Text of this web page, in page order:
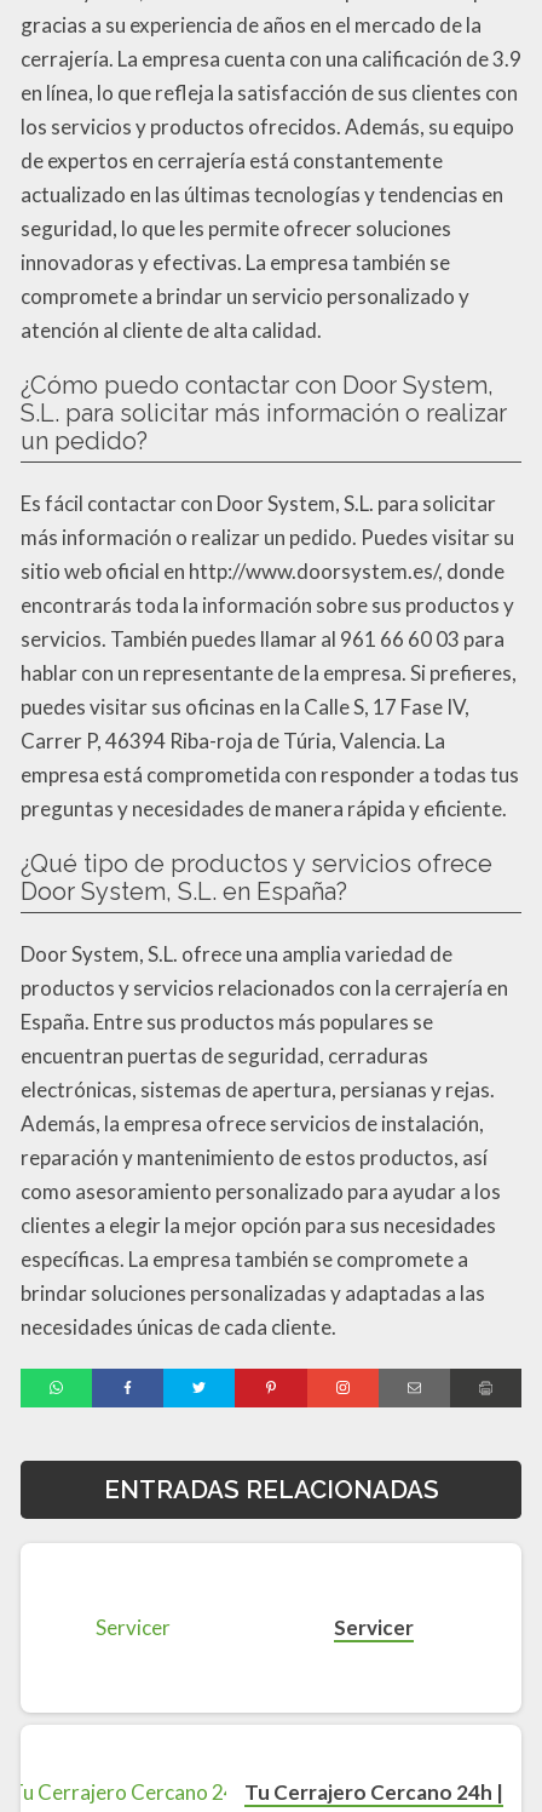
gracias a su experiencia de años en el mercado de la
cerrajería. La empresa cuenta con una calificación de 3.9
en línea, lo que refleja la satisfacción de sus clientes con
los servicios y productos ofrecidos. Además, su equipo
de expertos en cerrajería está constantemente
actualizado en las últimas tecnologías y tendencias en
seguridad, lo que les permite ofrecer soluciones
innovadoras y efectivas. La empresa también se
compromete a brindar un servicio personalizado y
atención al cliente de alta calidad.
¿Cómo puedo contactar con Door System,
S.L. para solicitar más información o realizar
un pedido?
Es fácil contactar con Door System, S.L. para solicitar
más información o realizar un pedido. Puedes visitar su
sitio web oficial en http://www.doorsystem.es/, donde
encontrarás toda la información sobre sus productos y
servicios. También puedes llamar al 961 66 60 03 para
hablar con un representante de la empresa. Si prefieres,
puedes visitar sus oficinas en la Calle S, 17 Fase IV,
Carrer P, 46394 Riba-roja de Túria, Valencia. La
empresa está comprometida con responder a todas tus
preguntas y necesidades de manera rápida y eficiente.
¿Qué tipo de productos y servicios ofrece
Door System, S.L. en España?
Door System, S.L. ofrece una amplia variedad de
productos y servicios relacionados con la cerrajería en
España. Entre sus productos más populares se
encuentran puertas de seguridad, cerraduras
electrónicas, sistemas de apertura, persianas y rejas.
Además, la empresa ofrece servicios de instalación,
reparación y mantenimiento de estos productos, así
como asesoramiento personalizado para ayudar a los
clientes a elegir la mejor opción para sus necesidades
específicas. La empresa también se compromete a
brindar soluciones personalizadas y adaptadas a las
necesidades únicas de cada cliente.
ENTRADAS RELACIONADAS
Servicer
Tu Cerrajero Cercano 24h |